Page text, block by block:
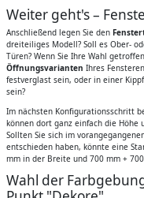
Weiter geht's –
Anschließend legen Sie den
dreiteiliges Modell? Soll es Ober-
Türen? Wenn Sie Ihre Wahl
Öffnungsvarianten Ihres
festverglast sein, oder in einer
sein?
Im nächsten Konfigurationsschritt
können dort ganz einfach die
Sollten Sie sich im
entschieden haben, könnte eine
mm in der Breite und 700 mm +
Wahl der